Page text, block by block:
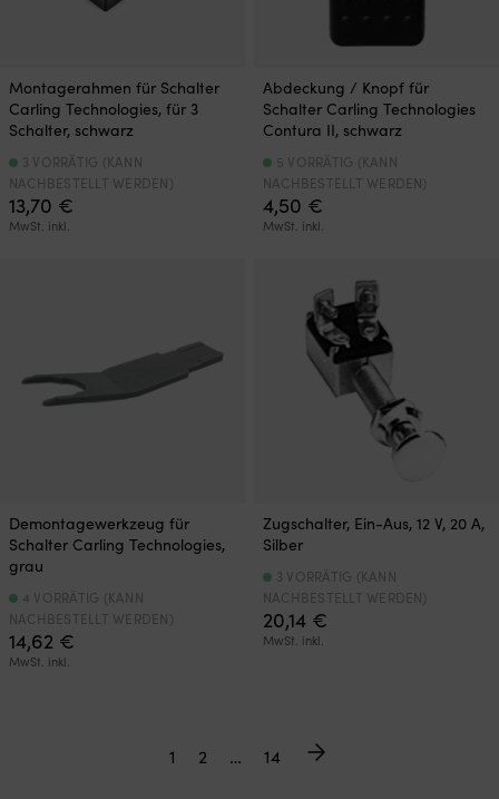
Montagerahmen für Schalter
Carling Technologies, für 3
Schalter, schwarz
13,70 €
MwSt. inkl.
3 VORRÄTIG (KANN
NACHBESTELLT WERDEN)
Abdeckung / Knopf für
Schalter Carling Technologies
Contura II, schwarz
4,50 €
MwSt. inkl.
5 VORRÄTIG (KANN
NACHBESTELLT WERDEN)
Demontagewerkzeug für
Schalter Carling Technologies,
grau
14,62 €
MwSt. inkl.
4 VORRÄTIG (KANN
NACHBESTELLT WERDEN)
Zugschalter, Ein-Aus, 12 V, 20 A,
Silber
20,14 €
MwSt. inkl.
3 VORRÄTIG (KANN
NACHBESTELLT WERDEN)
1 2 … 14